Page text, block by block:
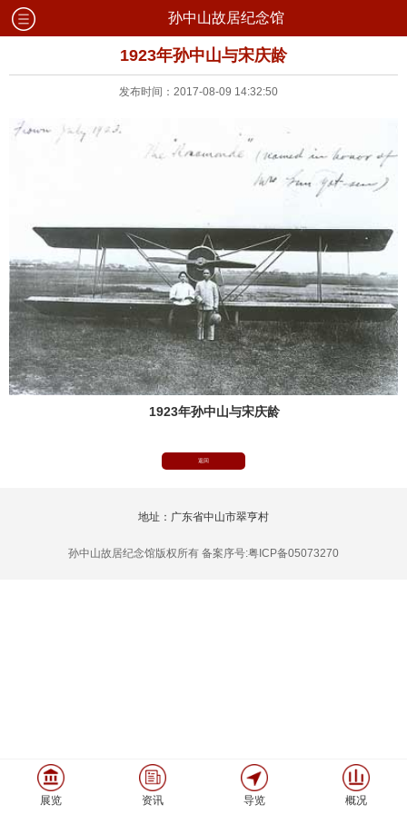
孙中山故居纪念馆
1923年孙中山与宋庆龄
发布时间：2017-08-09 14:32:50
1923年孙中山与宋庆龄
返回
地址：广东省中山市翠亨村
孙中山故居纪念馆版权所有 备案序号:粤ICP备05073270
展览 资讯 导览 概况